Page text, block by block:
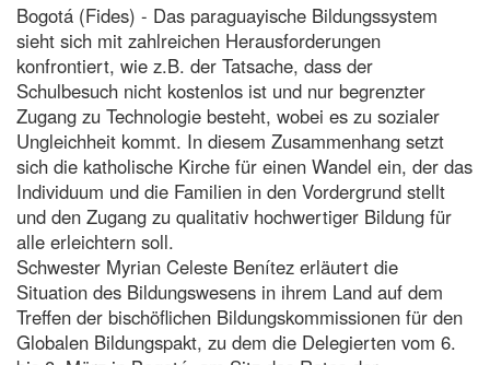
Bogotá (Fides) - Das paraguayische Bildungssystem
sieht sich mit zahlreichen Herausforderungen
konfrontiert, wie z.B. der Tatsache, dass der
Schulbesuch nicht kostenlos ist und nur begrenzter
Zugang zu Technologie besteht, wobei es zu sozialer
Ungleichheit kommt. In diesem Zusammenhang setzt
sich die katholische Kirche für einen Wandel ein, der das
Individuum und die Familien in den Vordergrund stellt
und den Zugang zu qualitativ hochwertiger Bildung für
alle erleichtern soll.
Schwester Myrian Celeste Benítez erläutert die
Situation des Bildungswesens in ihrem Land auf dem
Treffen der bischöflichen Bildungskommissionen für den
Globalen Bildungspakt, zu dem die Delegierten vom 6.